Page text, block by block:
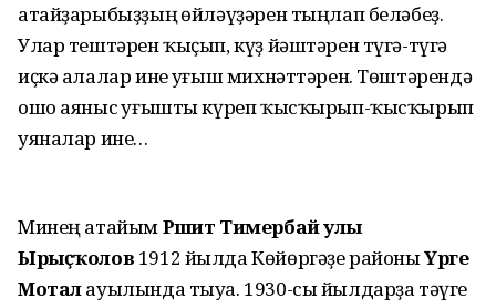
атайҙарыбыҙҙың һөйләүҙәрен тыңлап беләбеҙ.
Улар тештәрен ҡыҫып, күҙ йәштәрен түгә-түгә
иҫкә алалар ине һуғыш михнәттәрен. Төштәрендә
ошо аяныс һуғышты күреп ҡысҡырып-ҡысҡырып
уяналар ине…
Минең атайымРәшит Тимербай улы
Ырыҫҡолов 1912 йылда Көйөргәҙе районыҮрге
Моталауылында тыуа. 1930-сы йылдарҙа тәүге